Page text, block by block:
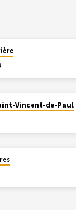
Vincent-de-Paul